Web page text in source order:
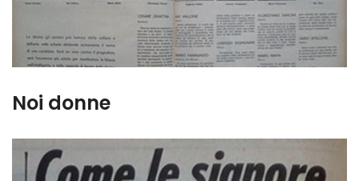
Noi donne